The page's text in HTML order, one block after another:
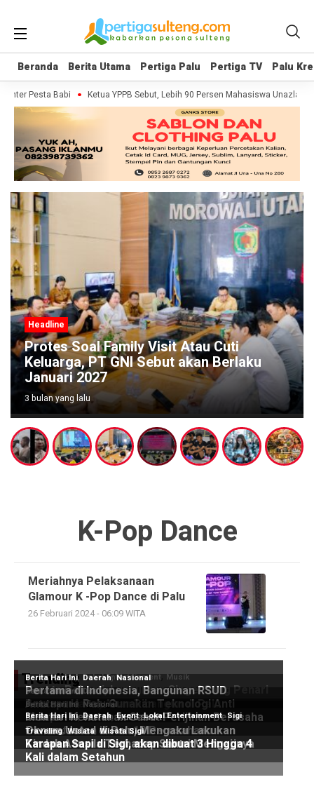
Beranda Berita Utama Pertiga Palu Pertiga TV Palu
Beranda Berita Utama Pertiga Palu Pertiga TV Palu
Pesta Babi Ketua YPPB Sebut, Lebih 90 Persen Mahasiswa Unazlam
Headline
Wabup Poso Jemput Peluang Besar
Kakao Sulawesi di Forum Strategis
Makassar
3 bulan yang lalu
K-Pop Dance
Meriahnya Pelaksanaan
Glamour K -Pop Dance di Palu
26 Februari 2024 - 06:09 WITA
Trending